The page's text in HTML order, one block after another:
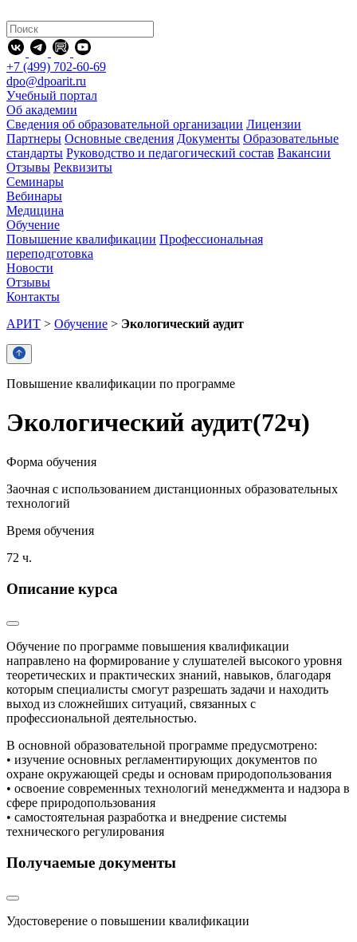
+7 (499) 702-60-69
dpo@dpoarit.ru
Учебный портал
Об академии
Сведения об образовательной организации Лицензии
Партнеры Основные сведения Документы Образовательные
стандарты Руководство и педагогический состав Вакансии
Отзывы Реквизиты
Семинары
Вебинары
Медицина
Обучение
Повышение квалификации Профессиональная
переподготовка
Новости
Отзывы
Контакты
АРИТ > Обучение > Экологический аудит
Повышение квалификации по программе
Экологический аудит(72ч)
Форма обучения
Заочная с использованием дистанционных образовательных
технологий
Время обучения
72 ч.
Описание курса
Обучение по программе повышения квалификации
направлено на формирование у слушателей высокого уровня
теоретических и практических знаний, навыков, благодаря
которым специалисты смогут разрешать задачи и находить
выход из сложнейших ситуаций, связанных с
профессиональной деятельностью.
В основной образовательной программе предусмотрено:
• изучение основных регламентирующих документов по
охране окружающей среды и основам природопользования
• освоение современных технологий менеджмента и надзора в
сфере природопользования
• самостоятельная разработка и внедрение системы
технического регулирования
Получаемые документы
Удостоверение о повышении квалификации